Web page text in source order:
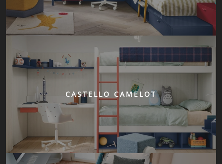
CASTELLO CAMELOT